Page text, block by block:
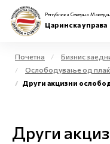
За нас
Република Северна
Царинска управа
Почетна Бизнис
Ослободување од плаќање акциза и повластено
Други акцизни
Други